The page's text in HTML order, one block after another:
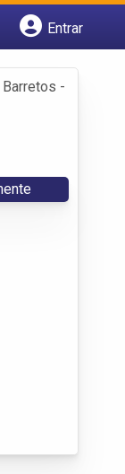
Entrar
Barretos -